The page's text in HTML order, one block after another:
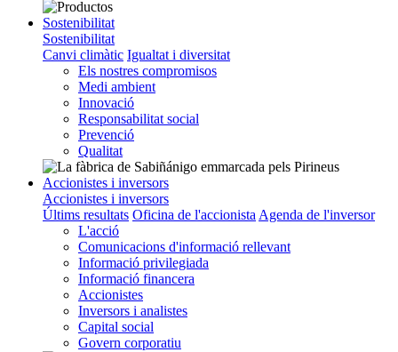
Sostenibilitat
Sostenibilitat
Canvi climàtic Igualtat i diversitat
Els nostres compromisos
Medi ambient
Innovació
Responsabilitat social
Prevenció
Qualitat
Accionistes i inversors
Accionistes i inversors
Últims resultats Oficina de l'accionista Agenda de l'inversor
L'acció
Comunicacions d'informació rellevant
Informació privilegiada
Informació financera
Accionistes
Inversors i analistes
Capital social
Govern corporatiu